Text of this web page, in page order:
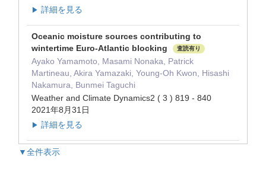
▶ 詳細を見る
Oceanic moisture sources contributing to
wintertime Euro-Atlantic blocking
査読有り
Ayako Yamamoto, Masami Nonaka, Patrick
Martineau, Akira Yamazaki, Young-Oh Kwon, Hisashi
Nakamura, Bunmei Taguchi
Weather and Climate Dynamics2 ( 3 ) 819 - 840
2021年8月31日
▶ 詳細を見る
▼全件表示